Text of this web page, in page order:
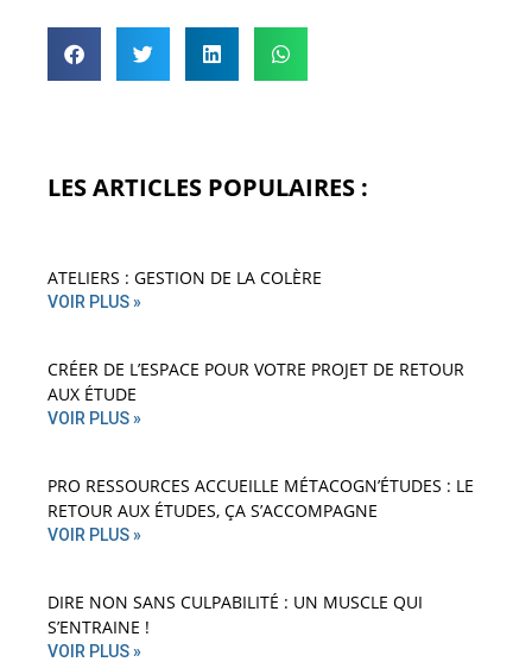
LES ARTICLES POPULAIRES :
ATELIERS : GESTION DE LA COLÈRE
VOIR PLUS »
CRÉER DE L’ESPACE POUR VOTRE PROJET DE RETOUR
AUX ÉTUDE
VOIR PLUS »
PRO RESSOURCES ACCUEILLE MÉTACOGN’ÉTUDES : LE
RETOUR AUX ÉTUDES, ÇA S’ACCOMPAGNE
VOIR PLUS »
DIRE NON SANS CULPABILITÉ : UN MUSCLE QUI
S’ENTRAINE !
VOIR PLUS »